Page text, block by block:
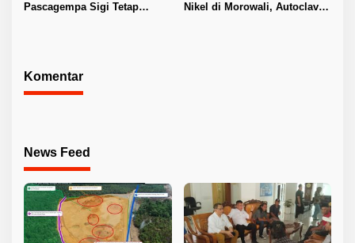
Pascagempa Sigi Tetap
Nikel di Morowali, Autoclave
Komentar
News Feed